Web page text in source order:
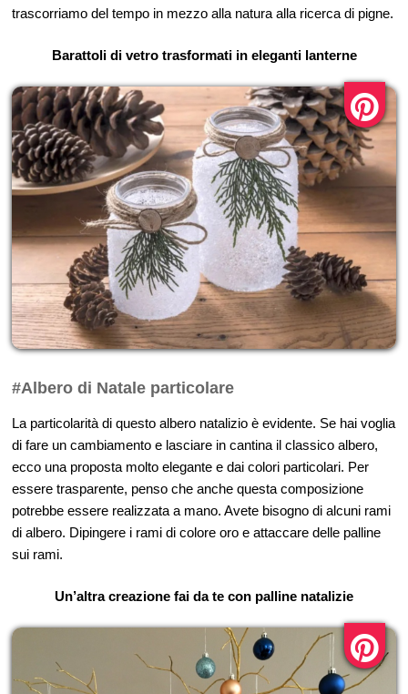
trascorriamo del tempo in mezzo alla natura alla ricerca di pigne.
Barattoli di vetro trasformati in eleganti lanterne
#Albero di Natale particolare
La particolarità di questo albero natalizio è evidente. Se hai voglia
di fare un cambiamento e lasciare in cantina il classico albero,
ecco una proposta molto elegante e dai colori particolari. Per
essere trasparente, penso che anche questa composizione
potrebbe essere realizzata a mano. Avete bisogno di alcuni rami
di albero. Dipingere i rami di colore oro e attaccare delle palline
sui rami.
Un’altra creazione fai da te con palline natalizie